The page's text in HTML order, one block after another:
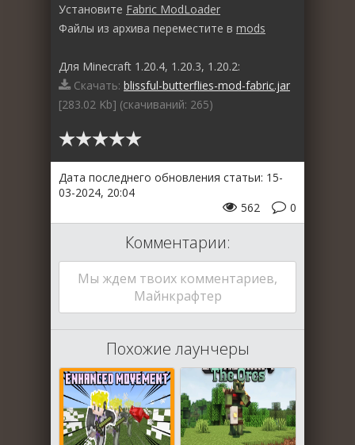
Установите Fabric ModLoader
Файлы из архива переместите в mods
Для Minecraft 1.20.4, 1.20.3, 1.20.2:
Скачать: blissful-butterflies-mod-fabric.jar
[283.02 Kb] (cкачиваний: 265)
Дата последнего обновления статьи: 15-
03-2024, 20:04
0
562
Комментарии:
Мы ждем твоих комментариев,
Майнкрафтер
Похожие лаунчеры